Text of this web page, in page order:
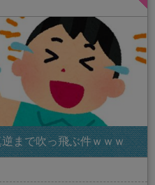
まで吹っ飛ぶ件ｗｗｗ